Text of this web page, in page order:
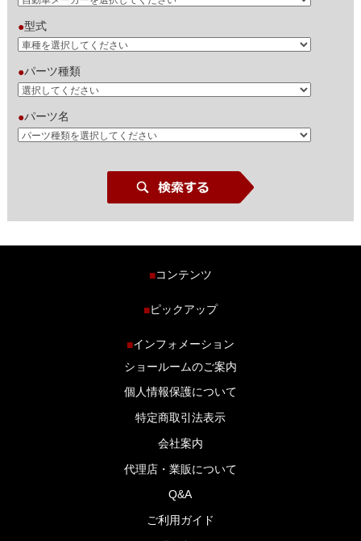
●型式
●パーツ種類
●パーツ名
■コンテンツ
商品ラインナップ
ブログ
■ピックアップ
■インフォメーション
ショールームのご案内
個人情報保護について
特定商取引法表示
会社案内
代理店・業販について
Q&A
ご利用ガイド